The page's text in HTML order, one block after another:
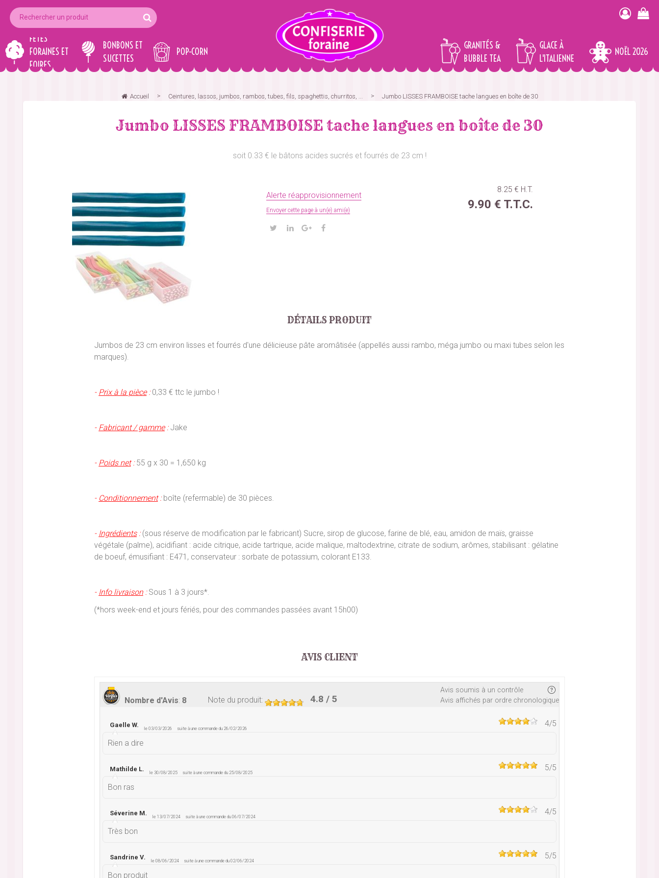
FÊTES
FORAINES ET
FOIRES
BONBONS ET
SUCETTES
POP-CORN
GRANITÉS &
BUBBLE TEA
GLACE À
L'ITALIENNE
NOËL 2026
Accueil Ceintures, lassos, jumbos, rambos, tubes, fils, spaghettis, churritos, ... Jumbo LISSES FRAMBOISE tache langues en boîte de 30
Jumbo LISSES FRAMBOISE tache langues en boîte de 30
soit 0.33 € le bâtons acides sucrés et fourrés de 23 cm !
8 .25 € H.T.
9.90 € T.T.C.
Alerte réapprovisionnement
Envoyer cette page à un(e) ami(e)
DÉTAILS PRODUIT
Jumbos de 23 cm environ lisses et fourrés d'une délicieuse pâte aromâtisée (appellés aussi rambo, méga jumbo ou maxi tubes selon les
marques).
- Prix à la pièce: 0,33 € ttc le jumbo !
- Fabricant / gamme: Jake
- Poids net: 55 g x 30 = 1,650 kg
- Conditionnement: boîte (refermable) de 30 pièces.
- Ingrédients: (sous réserve de modification par le fabricant) Sucre, sirop de glucose, farine de blé, eau, amidon de maïs, graisse
végétale (palme), acidifiant : acide citrique, acide tartrique, acide malique, maltodextrine, citrate de sodium, arômes, stabilisant : gélatine
de boeuf, émusifiant : E471, conservateur : sorbate de potassium, colorant E133.
- Info livraison: Sous 1 à 3 jours*.
(*hors week-end et jours fériés, pour des commandes passées avant 15h00)
AVIS CLIENT
Avis soumis à un contrôle
Avis affichés par ordre chronologique
Nombre d'Avis: 8 Note du produit: 4.8 / 5
Gaelle W. le 03/03/2026 suite à une commande du 26/02/2026
4/5
Rien a dire
Mathilde L. le 30/08/2025 suite à une commande du 25/08/2025
5/5
Bon ras
Séverine M. le 13/07/2024 suite à une commande du 06/07/2024
4/5
Très bon
Sandrine V. le 08/06/2024 suite à une commande du 02/06/2024
5/5
Bon produit